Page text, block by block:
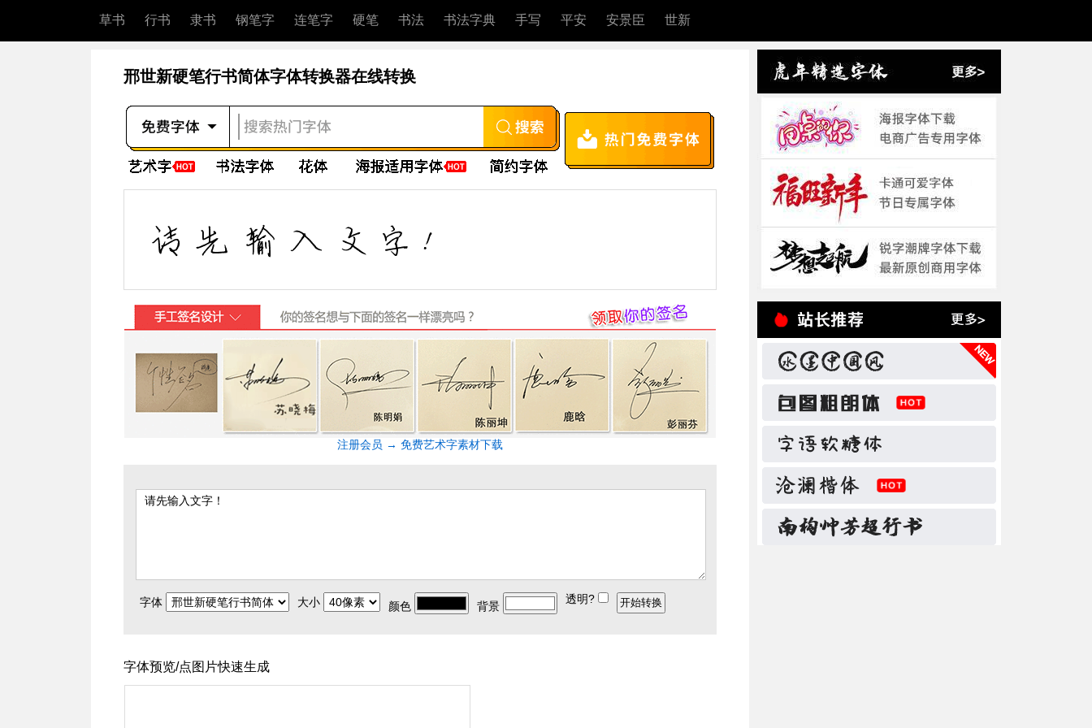
草书 行书 隶书 钢笔字 连笔字 硬笔 书法 书法字典 手写 平安 安景臣 世新
邢世新硬笔行书简体字体转换器在线转换
注册会员 → 免费艺术字素材下载
字体 大小 颜色 背景
透明?
字体预览/点图片快速生成